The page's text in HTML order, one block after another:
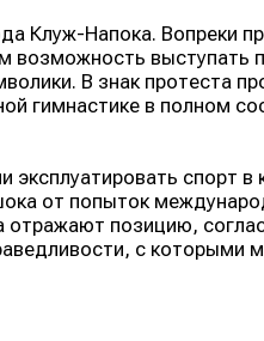
Клуж-Напока. Вопреки
возможность выступать
В знак протеста
гимнастике в полном
спорт в
от попыток
отражают позицию,
с которыми